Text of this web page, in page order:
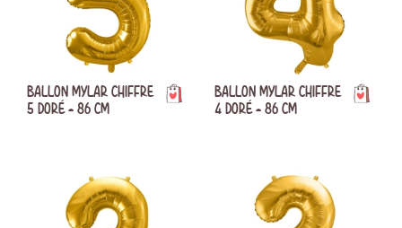
BALLON MYLAR CHIFFRE
5 DORÉ - 86 CM
BALLON MYLAR CHIFFRE
4 DORÉ - 86 CM